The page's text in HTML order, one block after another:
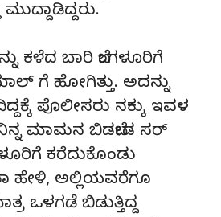
ಕಳೆದ ಬಾರಿ ಬೆಂಗಳೂರಿಗೆ
ಗೆ ಹೋಗಿತ್ತು. ಅದನ್ನು
ಪೊಲೀಸರು ನಕ್ಕು ಇವಳ
ಮಾಮನ ಬಿಡಬೇಡ ಸರ್
ಕರೆದುಕೊಂಡು
ಹೇಳಿ, ಅಲ್ಲಿಯವರೆಗೂ
ಒಳಗಡೆ ಬಿಡುತ್ತಿದ್ದ